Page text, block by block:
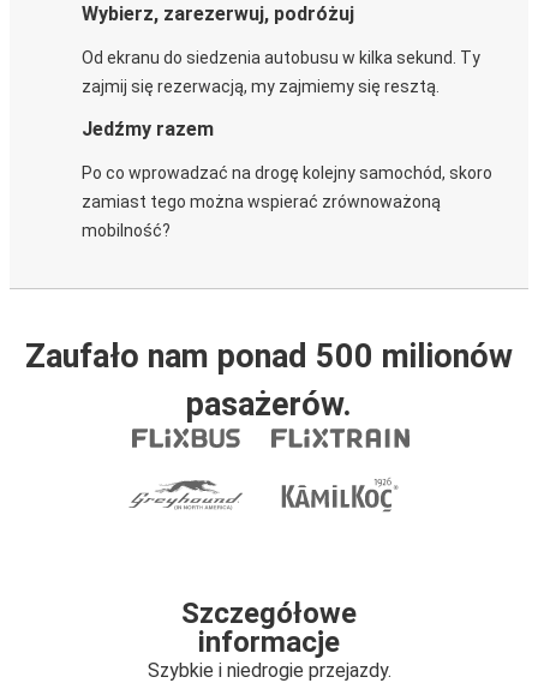
Wybierz, zarezerwuj, podróżuj
Od ekranu do siedzenia autobusu w kilka sekund. Ty
zajmij się rezerwacją, my zajmiemy się resztą.
Jedźmy razem
Po co wprowadzać na drogę kolejny samochód, skoro
zamiast tego można wspierać zrównoważoną
mobilność?
Zaufało nam ponad 500 milionów
pasażerów.
Szczegółowe
informacje
Szybkie i niedrogie przejazdy.